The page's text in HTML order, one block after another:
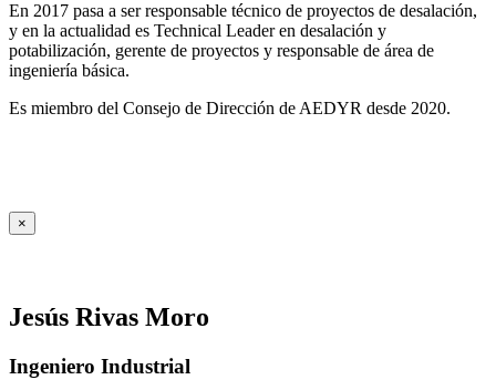
En 2017 pasa a ser responsable técnico de proyectos de desalación,
y en la actualidad es Technical Leader en desalación y
potabilización, gerente de proyectos y responsable de área de
ingeniería básica.
Es miembro del Consejo de Dirección de AEDYR desde 2020.
×
Jesús Rivas Moro
Ingeniero Industrial